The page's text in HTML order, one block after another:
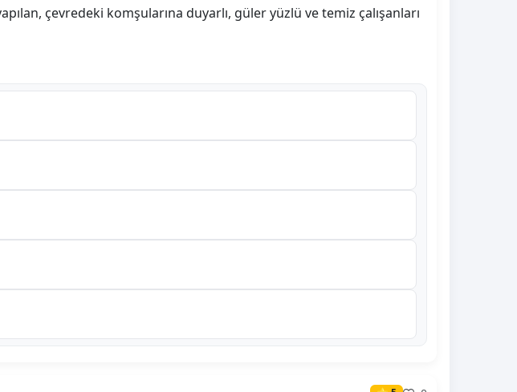
çevredeki komşularına duyarlı, güler yüzlü ve temiz çalışanları